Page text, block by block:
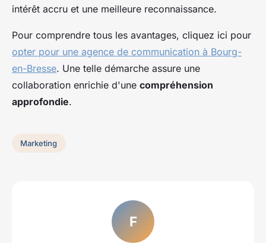
intérêt accru et une meilleure reconnaissance.
Pour comprendre tous les avantages, cliquez ici pour
opter pour une agence de communication à Bourg-
en-Bresse. Une telle démarche assure une
collaboration enrichie d'une compréhension
approfondie.
Marketing
F